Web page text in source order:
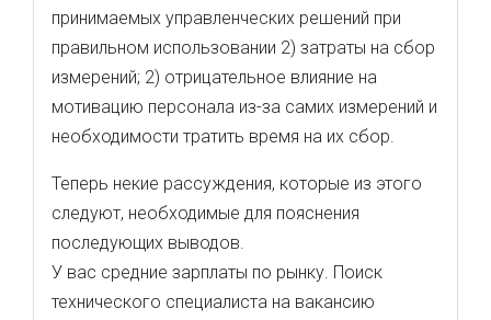
принимаемых управленческих решений при
правильном использовании 2) затраты на сбор
измерений; 2) отрицательное влияние на
мотивацию персонала из-за самих измерений и
необходимости тратить время на их сбор.
Теперь некие рассуждения, которые из этого
следуют, необходимые для пояснения
последующих выводов.
У вас средние зарплаты по рынку. Поиск
технического специалиста на вакансию